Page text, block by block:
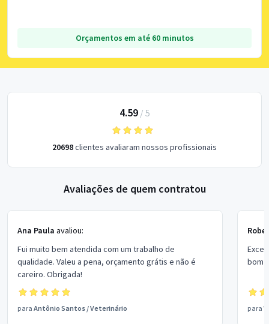
Orçamentos em até 60 minutos
4.59/ 5
20698clientes avaliaram nossos profissionais
Avaliações de quem contratou
Ana Paula avaliou:
Fui muito bem atendida com um trabalho de
qualidade. Valeu a pena, orçamento grátis e não é
careiro. Obrigada!
para Antônio Santos /Veterinário
bom
para